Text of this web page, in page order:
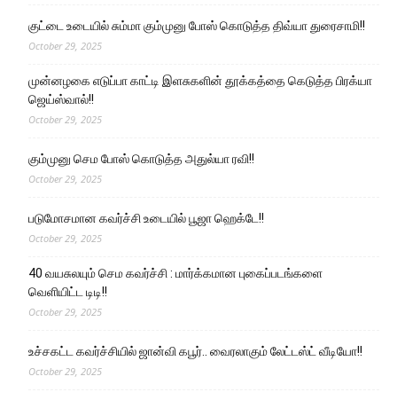
குட்டை உடையில் சும்மா கும்முனு போஸ் கொடுத்த திவ்யா துரைசாமி!!
October 29, 2025
முன்னழகை எடுப்பா காட்டி இளசுகளின் தூக்கத்தை கெடுத்த பிரக்யா
ஜெய்ஸ்வால்!!
October 29, 2025
கும்முனு செம போஸ் கொடுத்த அதுல்யா ரவி!!
October 29, 2025
படுமோசமான கவர்ச்சி உடையில் பூஜா ஹெக்டே!!
October 29, 2025
40 வயசுலயும் செம கவர்ச்சி : மார்க்கமான புகைப்படங்களை
வெளியிட்ட டிடி!!
October 29, 2025
உச்சகட்ட கவர்ச்சியில் ஜான்வி கபூர்.. வைரலாகும் லேட்டஸ்ட் வீடியோ!!
October 29, 2025